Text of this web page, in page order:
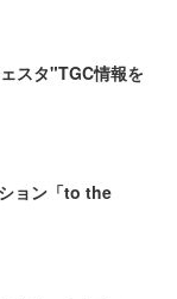
スタ"TGC情報を
ョン「to the